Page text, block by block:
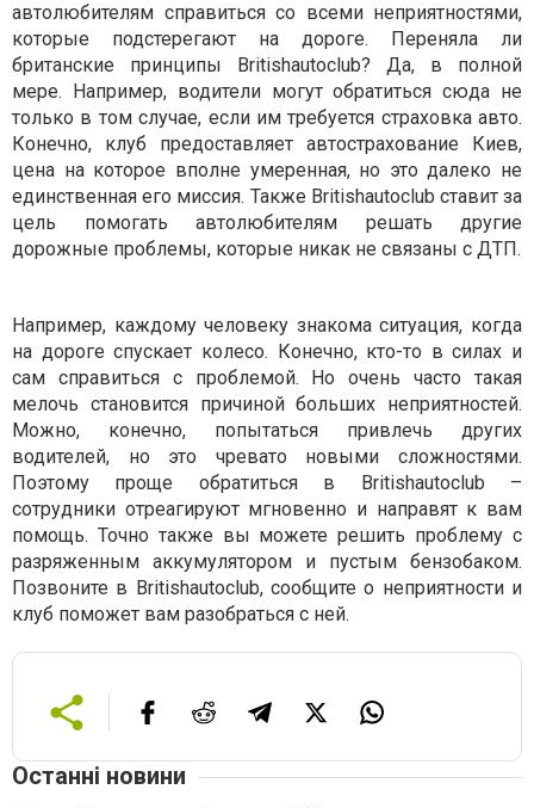
автолюбителям справиться со всеми неприятностями,
которые подстерегают на дороге. Переняла ли
британские принципы Britishautoclub? Да, в полной
мере. Например, водители могут обратиться сюда не
только в том случае, если им требуется страховка авто.
Конечно, клуб предоставляет автострахование Киев,
цена на которое вполне умеренная, но это далеко не
единственная его миссия. Также Britishautoclub ставит за
цель помогать автолюбителям решать другие
дорожные проблемы, которые никак не связаны с ДТП.
Например, каждому человеку знакома ситуация, когда
на дороге спускает колесо. Конечно, кто-то в силах и
сам справиться с проблемой. Но очень часто такая
мелочь становится причиной больших неприятностей.
Можно, конечно, попытаться привлечь других
водителей, но это чревато новыми сложностями.
Поэтому проще обратиться в Britishautoclub –
сотрудники отреагируют мгновенно и направят к вам
помощь. Точно также вы можете решить проблему с
разряженным аккумулятором и пустым бензобаком.
Позвоните в Britishautoclub, сообщите о неприятности и
клуб поможет вам разобраться с ней.
Останні новини